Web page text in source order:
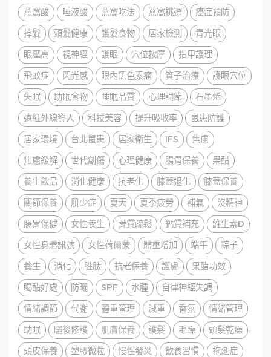
燕窩酸
唾液酸 燕窩吃法 燕窩挑選
癌症預防
掉髮
頭髮健康 護髮食物 居家檢測
青光眼
眼壓高
視神經 護眼 穴位按摩
指甲護理
飛蚊症
閃光感 眼內黑色素瘤 質子治療
護眼穴位
失眠
助眠食物 睡眠品質 心理調節
石墨烯
遠紅外線導入
科技美容 提升吸收率
鼠患防護
居家環境
台北鼠患 居家衛生 IFS
焦慮
焦慮緩解
世代創傷 心理健康 腸胃保養
果醋
養生飲品
消化健康 抗老化 膝蓋退化
膝蓋保養
關節保養
肌少症 夏天 夏季疲勞 補氣
沒精神
腸胃保健
女性養生 骨質疏鬆 鈣質補充
維生素D
女性身體訊號
女性荷爾蒙 體重增加 端午
粽子
養生
消化 胜肽 抗老保養 護膚
果醋功效
喝醋好處
防曬 SPF 水腫
自律神經失調
情緒調節
代謝 體重管理 減重 香氛
情緒管理
助眠
曬後修護 肌膚保養 護髮 毛躁
頭髮乾燥
頭皮保養
塑膠微粒 慢性發炎 飲食習慣
拖延症